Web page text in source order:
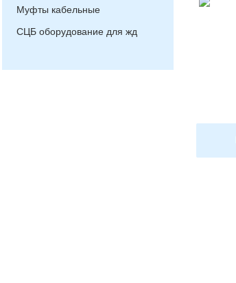
Муфты кабельные
СЦБ оборудование для жд